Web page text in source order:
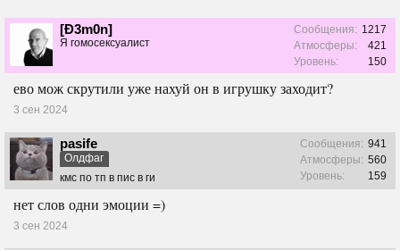
[Ð3m0n]
Я гомосексуалист
Сообщения: 1217
Атмосферы:
421
Уровень:
150
ево мож скрутили уже нахуй он в игрушку заходит?
3 сен 2024
pasife
Олдфаг
кмс по тп в пис в ги
Сообщения: 941
Атмосферы: 560
Уровень:
159
нет слов одни эмоции =)
3 сен 2024